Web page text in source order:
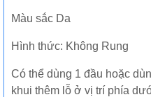
Màu sắc Da
Hình thức: Không Rung
Có thể dùng 1 đầu hoặc
khui thêm lỗ ở vị trí phía